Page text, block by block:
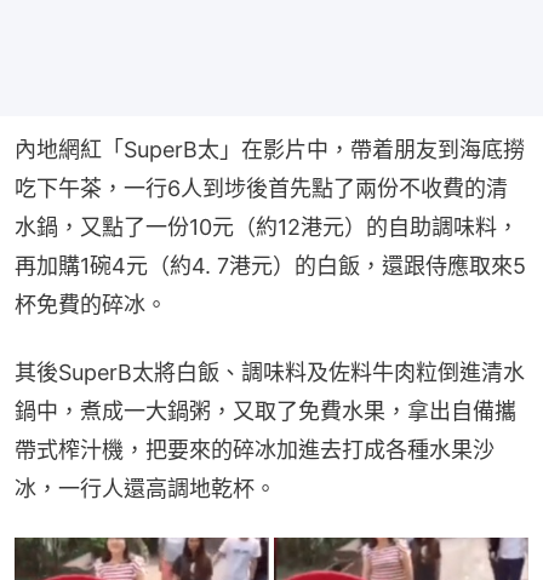
內地網紅「SuperB太」在影片中，帶着朋友到海底撈
吃下午茶，一行6人到埗後首先點了兩份不收費的清
水鍋，又點了一份10元（約12港元）的自助調味料，
再加購1碗4元（約4. 7港元）的白飯，還跟侍應取來5
杯免費的碎冰。
其後SuperB太將白飯、調味料及佐料牛肉粒倒進清水
鍋中，煮成一大鍋粥，又取了免費水果，拿出自備攜
帶式榨汁機，把要來的碎冰加進去打成各種水果沙
冰，一行人還高調地乾杯。